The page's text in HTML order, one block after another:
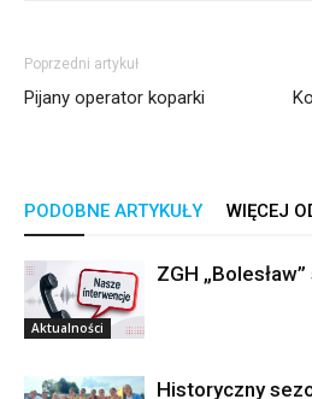
Poprzedni artykuł
Pijany operator koparki
PODOBNE ARTYKUŁY WIĘCEJ
Aktualności
ZGH
Historyczny